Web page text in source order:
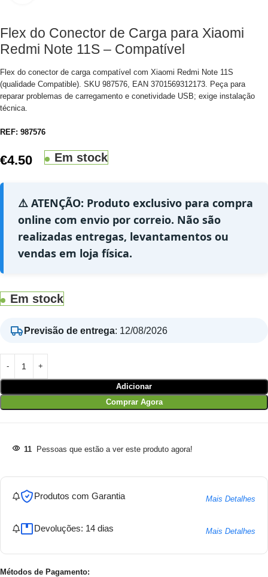
Flex do Conector de Carga para Xiaomi
Redmi Note 11S – Compatível
Flex do conector de carga compatível com Xiaomi Redmi Note 11S
(qualidade Compatible). SKU 987576, EAN 3701569312173. Peça para
reparar problemas de carregamento e conetividade USB; exige instalação
técnica.
REF: 987576
€4.50 Em stock
⚠️ ATENÇÃO: Produto exclusivo para compra
online com envio por correio. Não são
realizadas entregas, levantamentos ou
vendas em loja física.
Em stock
Previsão de entrega: 12/08/2026
Adicionar
Comprar Agora
11 Pessoas que estão a ver este produto agora!
Produtos com Garantia Mais Detalhes
Devoluções: 14 dias Mais Detalhes
Métodos de Pagamento: